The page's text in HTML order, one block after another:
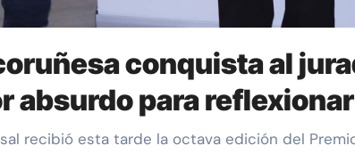
conquista al
absurdo para